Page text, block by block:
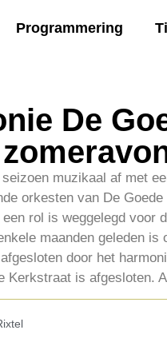
Programmering
De
muzikaal af met
orkesten van De
rol is weggelegd voor
maanden geleden is
door het
is afgesloten.